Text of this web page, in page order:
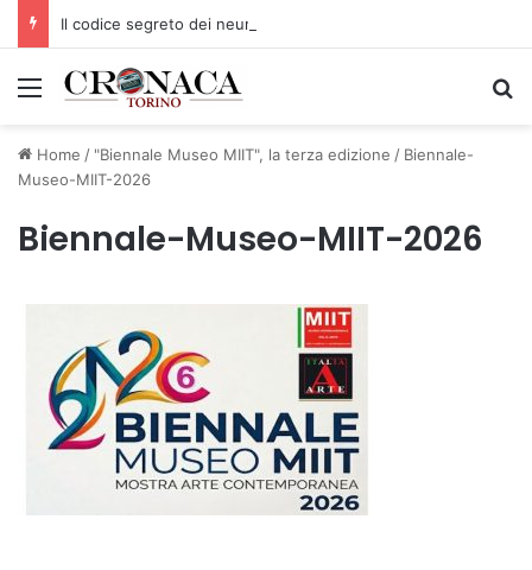
Menu
Home / "Biennale Museo MIIT", la terza edizione / Biennale-
Museo-MIIT-2026
Biennale-Museo-MIIT-2026